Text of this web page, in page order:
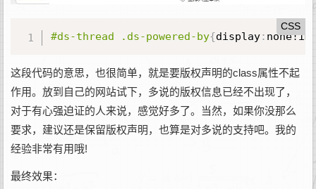
CSS
#ds-thread .ds-powered-by{display:
这段代码的意思，也很简单，就是要版权声明的class属性不起
作用。放到自己的网站试下，多说的版权信息已经不出现了，
对于有心强迫证的人来说，感觉好多了。当然，如果你没那么
要求，建议还是保留版权声明，也算是对多说的支持吧。我的
经验非常有用哦!
最终效果：